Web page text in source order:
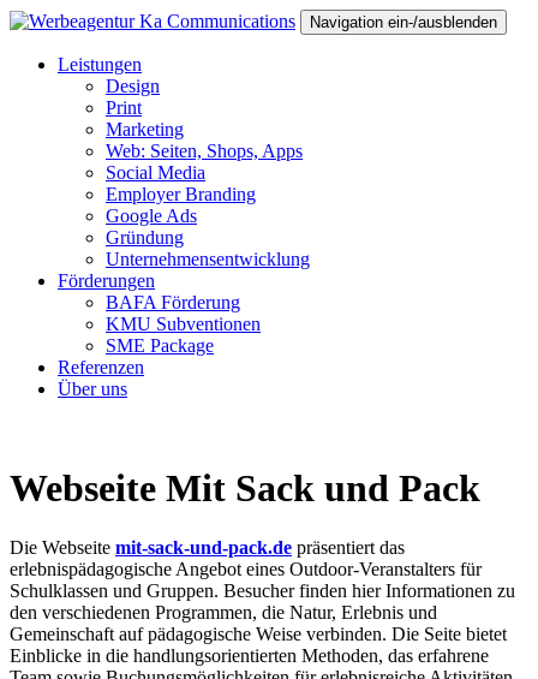
Navigation ein-/ausblenden
Leistungen
Design
Print
Marketing
Web: Seiten, Shops, Apps
Social Media
Employer Branding
Google Ads
Gründung
Unternehmensentwicklung
Förderungen
BAFA Förderung
KMU Subventionen
SME Package
Referenzen
Über uns
Webseite Mit Sack und Pack
Die Webseite mit-sack-und-pack.de präsentiert das
erlebnispädagogische Angebot eines Outdoor-Veranstalters für
Schulklassen und Gruppen. Besucher finden hier Informationen zu
den verschiedenen Programmen, die Natur, Erlebnis und
Gemeinschaft auf pädagogische Weise verbinden. Die Seite bietet
Einblicke in die handlungsorientierten Methoden, das erfahrene